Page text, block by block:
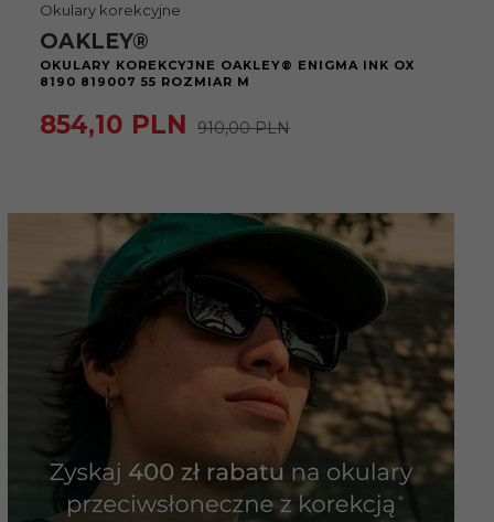
Okulary korekcyjne
OAKLEY®
OKULARY KOREKCYJNE OAKLEY® ENIGMA INK OX
8190 819007 55 ROZMIAR M
854,10 PLN 910,00 PLN